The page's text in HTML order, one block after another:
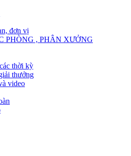
đơn vị
PHÒNG , PHÂN XƯỞNG
thời kỳ
thưởng
video